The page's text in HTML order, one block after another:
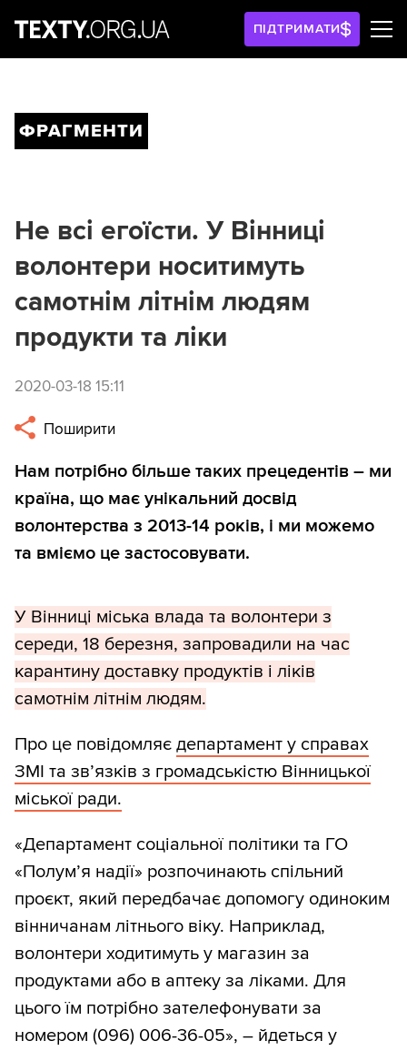
ПІДТРИМАТИ
ФРАГМЕНТИ
Не всі егоїсти. У Вінниці
волонтери носитимуть
самотнім літнім людям
продукти та ліки
2020-03-18 15:11
Поширити
Нам потрібно більше таких прецедентів – ми
країна, що має унікальний досвід
волонтерства з 2013-14 років, і ми можемо
та вміємо це застосовувати.
У Вінниці міська влада та волонтери з
середи, 18 березня, запровадили на час
карантину доставку продуктів і ліків
самотнім літнім людям.
Про це повідомляє департамент у справах
ЗМІ та зв’язків з громадськістю Вінницької
міської ради.
«Департамент соціальної політики та ГО
«Полум’я надії» розпочинають спільний
проєкт, який передбачає допомогу одиноким
вінничанам літнього віку. Наприклад,
волонтери ходитимуть у магазин за
продуктами або в аптеку за ліками. Для
цього їм потрібно зателефонувати за
номером (096) 006-36-05», – йдеться у